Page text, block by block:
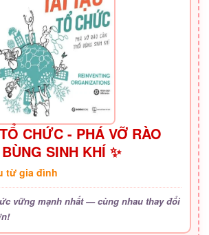
CHỨC - PHÁ VỠ RÀO
SINH KHÍ ✨
từ gia đình
vững mạnh nhất — cùng nhau thay đổi